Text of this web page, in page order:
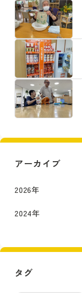
アーカイブ
2026年
2024年
タグ